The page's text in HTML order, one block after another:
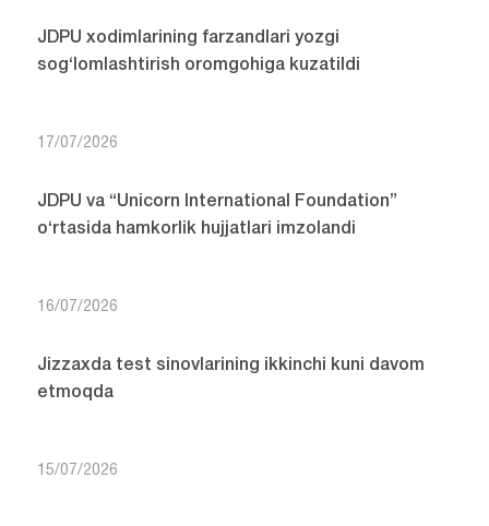
JDPU xodimlarining farzandlari yozgi
sog‘lomlashtirish oromgohiga kuzatildi
17/07/2026
JDPU va “Unicorn International Foundation”
o‘rtasida hamkorlik hujjatlari imzolandi
16/07/2026
Jizzaxda test sinovlarining ikkinchi kuni davom
etmoqda
15/07/2026